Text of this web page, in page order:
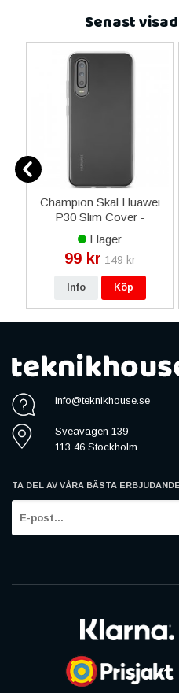
Senast
Champion Skal Huawei
P30 Slim Cover -
Transparent
I lager
99 kr 149 kr
Info Köp
info@teknikhouse.se
Sveavägen 139
113 46 Stockholm
TA DEL AV VÅRA BÄSTA